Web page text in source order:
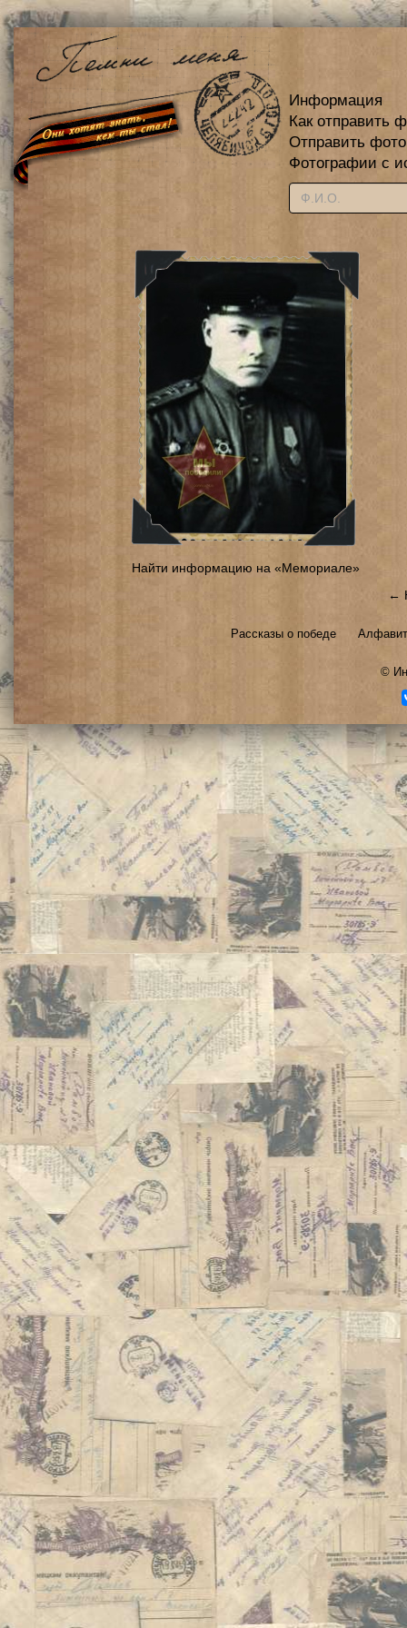
Информация
Как отправить
Отправить
Фотографии с
Найти информацию на «Мемориале»
←
Рассказы о победе
©